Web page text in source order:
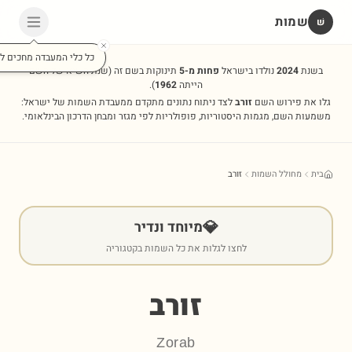
שׁ שמות
כל כלי המעבדה מחכים
בשנת2024נולדו בישראל פחות מ-5 תינוקות בשם זה(שנת השיא של השם
הייתה1962
).
גלו את פירוש השם זורבלצד ניתוח נתונים מתקדם ממעבדת השמות של ישראל:
משמעות השם, מגמות היסטוריות, פופולריות לפי מגזר ומבחן הדרכון הבינלאומי.
בית מחולל השמות זורב
💎מיוחד ונדיר
לחצו לגלות את כל השמות בקטגוריה
זורב
Zorab